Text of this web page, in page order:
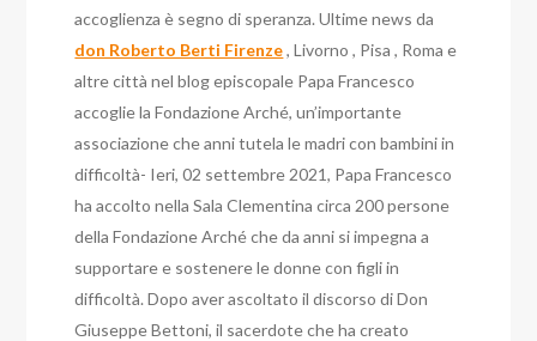
accoglienza è segno di speranza. Ultime news da
don Roberto Berti Firenze, Livorno , Pisa , Roma e
altre città nel blog episcopale Papa Francesco
accoglie la Fondazione Arché, un’importante
associazione che anni tutela le madri con bambini in
difficoltà- Ieri, 02 settembre 2021, Papa Francesco
ha accolto nella Sala Clementina circa 200 persone
della Fondazione Arché che da anni si impegna a
supportare e sostenere le donne con figli in
difficoltà. Dopo aver ascoltato il discorso di Don
Giuseppe Bettoni, il sacerdote che ha creato